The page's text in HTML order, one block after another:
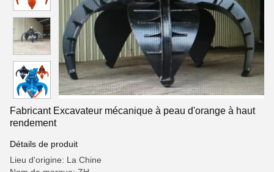
Fabricant Excavateur mécanique à peau d'orange à haut
rendement
Détails de produit
Lieu d'origine: La Chine